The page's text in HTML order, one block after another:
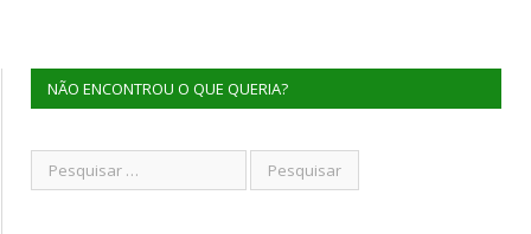
NÃO ENCONTROU O QUE QUERIA?